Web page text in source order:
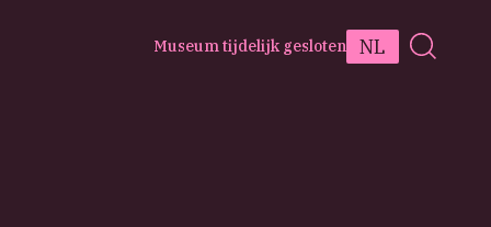
Museum tijdelijk gesloten NL